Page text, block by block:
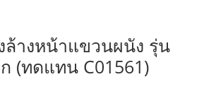
ล้างหน้าแขวนผนัง รุ่น
(ทดแทน C01561)